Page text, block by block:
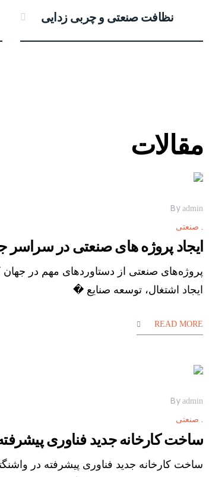
نظافت صنعتی و چربی زدایی
مقالات
By admin
صنعتی
ایجاد پروژه های صنعتی در سراسر
پروژه‌های صنعتی از دستاوردهای مهم در
ایجاد اشتغال، توسعه صنایع �
READ MORE
By admin
صنعتی
ساخت کارخانه جدید فناوری
ساخت کارخانه جدید فناوری پیشرفته در